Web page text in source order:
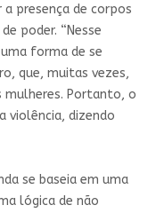
presença de corpos
poder. “Nesse
forma de se
que, muitas vezes,
Portanto, o
violência, dizendo
se baseia em uma
lógica de não